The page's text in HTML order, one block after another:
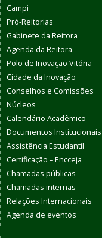
Campi
Pró-Reitorias
Gabinete da Reitora
Agenda da Reitora
Polo de Inovação Vitória
Cidade da Inovação
Conselhos e Comissões
Núcleos
Calendário Acadêmico
Documentos Institucionais
Assistência Estudantil
Certificação – Encceja
Chamadas públicas
Chamadas internas
Relações Internacionais
Agenda de eventos